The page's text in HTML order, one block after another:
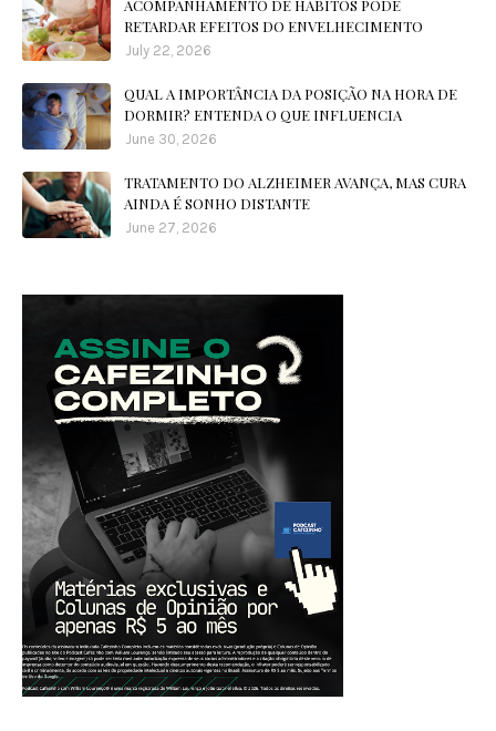
ACOMPANHAMENTO DE HÁBITOS PODE
RETARDAR EFEITOS DO ENVELHECIMENTO
July 22, 2026
QUAL A IMPORTÂNCIA DA POSIÇÃO NA HORA DE
DORMIR? ENTENDA O QUE INFLUENCIA
June 30, 2026
TRATAMENTO DO ALZHEIMER AVANÇA, MAS CURA
AINDA É SONHO DISTANTE
June 27, 2026